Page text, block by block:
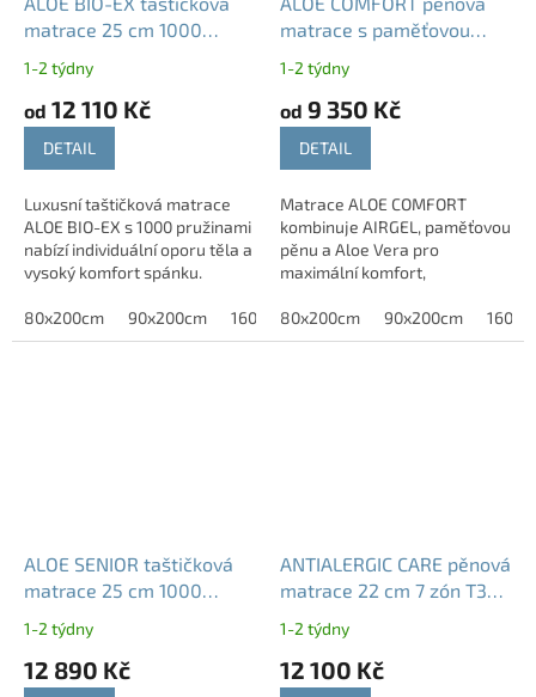
matrace 25 cm 1000
1-2 týdny
od 12 110 Kč
DETAIL
Luxusní taštičková matrace
ALOE BIO-EX s 1000 pružinami
nabízí individuální oporu těla a
vysoký komfort spánku.
80x200cm 90x200cm 160x200cm 180x200cm
matrace s paměťovou
1-2 týdny
od 9 350 Kč
DETAIL
Matrace ALOE COMFORT
kombinuje AIRGEL, paměťovou
pěnu a Aloe Vera pro
maximální komfort,
80x200cm
90x200cm
ALOE SENIOR taštičková
matrace 25 cm 1000
nosnost 140 kg
1-2 týdny
12 890 Kč
ANTIALERGIC CARE pěnová
matrace 22 cm 7 zón T3
1-2 týdny
12 100 Kč